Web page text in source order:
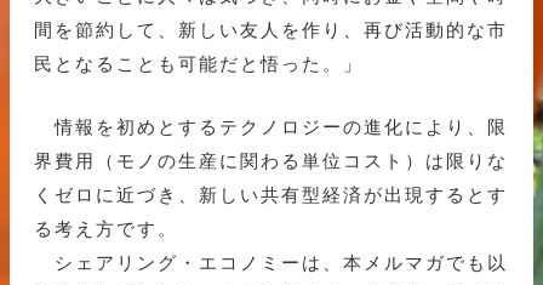
間を節約して、新しい友人を作り、再び活動的な市
民となることも可能だと悟った。」
情報を初めとするテクノロジーの進化により、限
界費用（モノの生産に関わる単位コスト）は限りな
くゼロに近づき、新しい共有型経済が出現するとす
る考え方です。
シェアリング・エコノミーは、本メルマガでも以